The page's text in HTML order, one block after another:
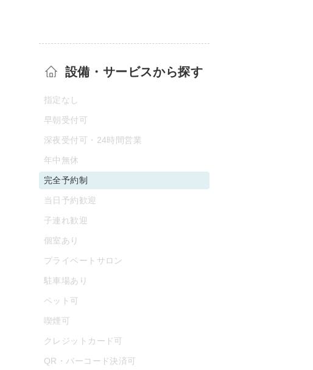
設備・サービスから探す
指定なし
早朝受付可
深夜受付可・24時間営業
年中無休
完全予約制
当日予約歓迎
子連れ歓迎
個室あり
プライベートサロン
駐車場あり
ペット可
喫煙可
クレジットカード可
QR・バーコード決済可